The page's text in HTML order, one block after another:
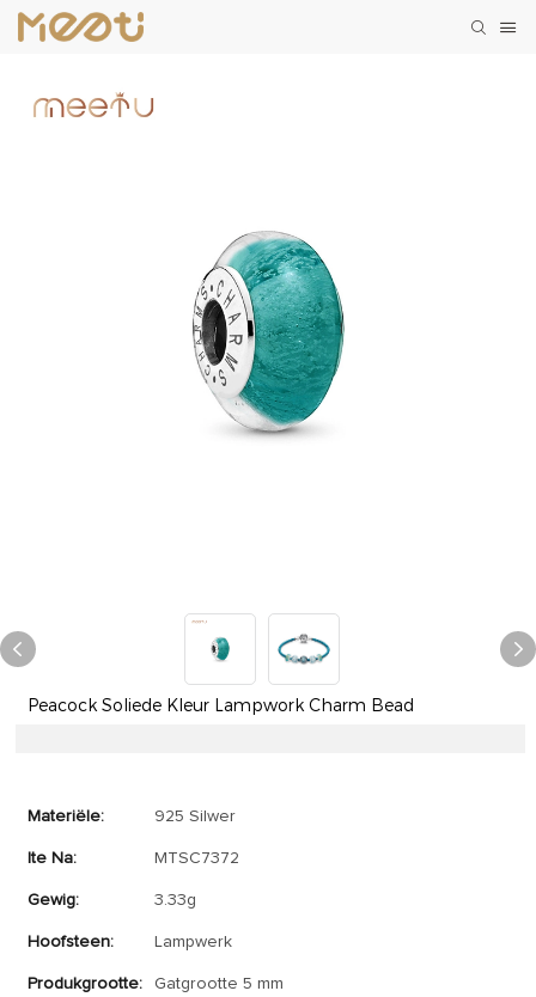
Peacock Soliede Kleur Lampwork Charm Bead
Materiële: 925 Silwer
Ite Na: MTSC7372
Gewig: 3.33g
Hoofsteen: Lampwerk
Produkgrootte: Gatgrootte 5 mm